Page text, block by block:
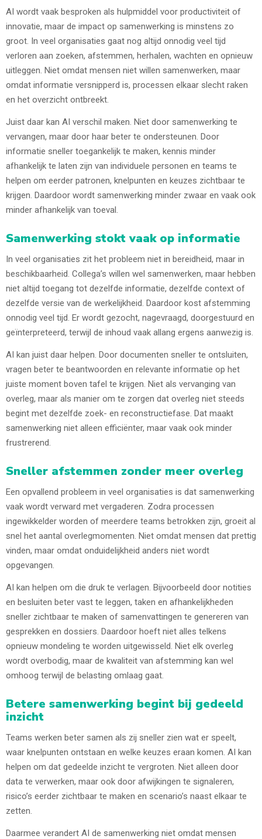
AI wordt vaak besproken als hulpmiddel voor productiviteit of
innovatie, maar de impact op samenwerking is minstens zo
groot. In veel organisaties gaat nog altijd onnodig veel tijd
verloren aan zoeken, afstemmen, herhalen, wachten en opnieuw
uitleggen. Niet omdat mensen niet willen samenwerken, maar
omdat informatie versnipperd is, processen elkaar slecht raken
en het overzicht ontbreekt.
Juist daar kan AI verschil maken. Niet door samenwerking te
vervangen, maar door haar beter te ondersteunen. Door
informatie sneller toegankelijk te maken, kennis minder
afhankelijk te laten zijn van individuele personen en teams te
helpen om eerder patronen, knelpunten en keuzes zichtbaar te
krijgen. Daardoor wordt samenwerking minder zwaar en vaak ook
minder afhankelijk van toeval.
Samenwerking stokt vaak op informatie
In veel organisaties zit het probleem niet in bereidheid, maar in
beschikbaarheid. Collega’s willen wel samenwerken, maar hebben
niet altijd toegang tot dezelfde informatie, dezelfde context of
dezelfde versie van de werkelijkheid. Daardoor kost afstemming
onnodig veel tijd. Er wordt gezocht, nagevraagd, doorgestuurd en
geïnterpreteerd, terwijl de inhoud vaak allang ergens aanwezig is.
AI kan juist daar helpen. Door documenten sneller te ontsluiten,
vragen beter te beantwoorden en relevante informatie op het
juiste moment boven tafel te krijgen. Niet als vervanging van
overleg, maar als manier om te zorgen dat overleg niet steeds
begint met dezelfde zoek- en reconstructiefase. Dat maakt
samenwerking niet alleen efficiënter, maar vaak ook minder
frustrerend.
Sneller afstemmen zonder meer overleg
Een opvallend probleem in veel organisaties is dat samenwerking
vaak wordt verward met vergaderen. Zodra processen
ingewikkelder worden of meerdere teams betrokken zijn, groeit al
snel het aantal overlegmomenten. Niet omdat mensen dat prettig
vinden, maar omdat onduidelijkheid anders niet wordt
opgevangen.
AI kan helpen om die druk te verlagen. Bijvoorbeeld door notities
en besluiten beter vast te leggen, taken en afhankelijkheden
sneller zichtbaar te maken of samenvattingen te genereren van
gesprekken en dossiers. Daardoor hoeft niet alles telkens
opnieuw mondeling te worden uitgewisseld. Niet elk overleg
wordt overbodig, maar de kwaliteit van afstemming kan wel
omhoog terwijl de belasting omlaag gaat.
Betere samenwerking begint bij gedeeld
inzicht
Teams werken beter samen als zij sneller zien wat er speelt,
waar knelpunten ontstaan en welke keuzes eraan komen. AI kan
helpen om dat gedeelde inzicht te vergroten. Niet alleen door
data te verwerken, maar ook door afwijkingen te signaleren,
risico’s eerder zichtbaar te maken en scenario’s naast elkaar te
zetten.
Daarmee verandert AI de samenwerking niet omdat mensen